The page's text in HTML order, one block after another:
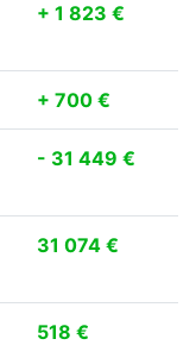
+ 1 823 €
+ 700 €
- 31 449 €
31 074 €
518 €